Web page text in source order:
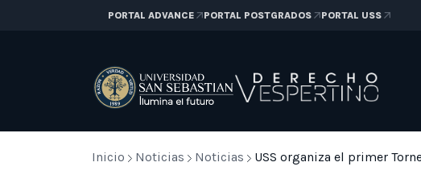
PORTAL ADVANCE PORTAL POSTGRADOS PORTAL USS
Inicio Noticias Noticias USS organiza el primer